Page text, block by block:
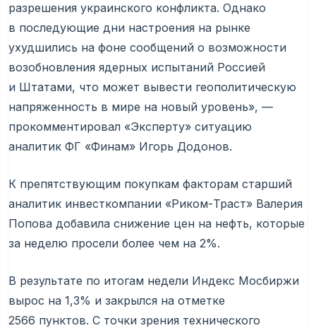
разрешения украинского конфликта. Однако
в последующие дни настроения на рынке
ухудшились на фоне сообщений о возможности
возобновления ядерных испытаний Россией
и Штатами, что может вывести геополитическую
напряженность в мире на новый уровень», —
прокомментировал «Эксперту» ситуацию
аналитик ФГ «Финам» Игорь Додонов.
К препятствующим покупкам факторам старший
аналитик инвесткомпании «Риком-Траст» Валерия
Попова добавила снижение цен на нефть, которые
за неделю просели более чем на 2%.
В результате по итогам недели Индекс Мосбиржи
вырос на 1,3% и закрылся на отметке
2566 пунктов. С точки зрения технического